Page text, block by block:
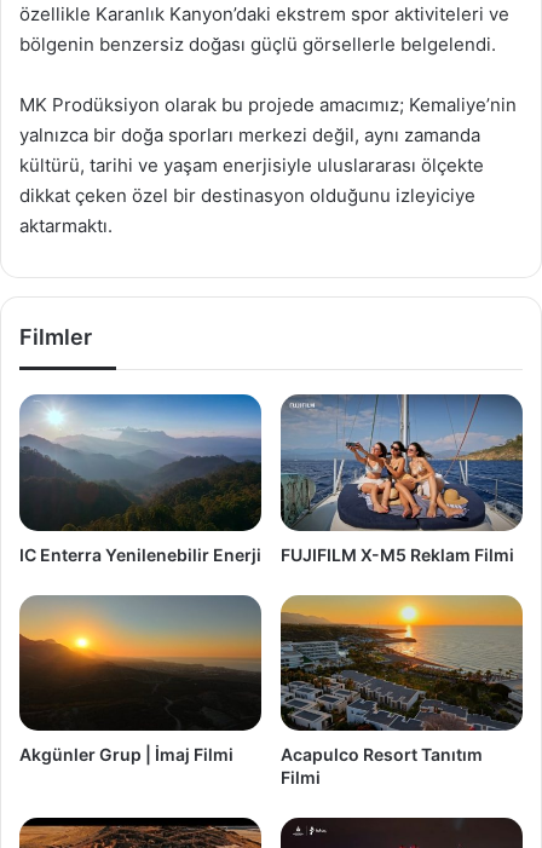
özellikle Karanlık Kanyon’daki ekstrem spor aktiviteleri ve
bölgenin benzersiz doğası güçlü görsellerle belgelendi.
MK Prodüksiyon olarak bu projede amacımız; Kemaliye’nin
yalnızca bir doğa sporları merkezi değil, aynı zamanda
kültürü, tarihi ve yaşam enerjisiyle uluslararası ölçekte
dikkat çeken özel bir destinasyon olduğunu izleyiciye
aktarmaktı.
Filmler
IC Enterra Yenilenebilir Enerji FUJIFILM X-M5 Reklam Filmi
Akgünler Grup | İmaj Filmi
Acapulco Resort Tanıtım
Filmi